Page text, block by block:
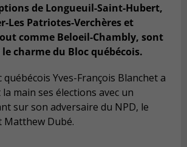
de Longueuil-Saint-Hubert,
Les Patriotes-Verchères et
comme Beloeil-Chambly, sont
charme du Bloc québécois.
québécois Yves-François Blanchet a
main ses élections avec un
sur son adversaire du NPD, le
Dubé.